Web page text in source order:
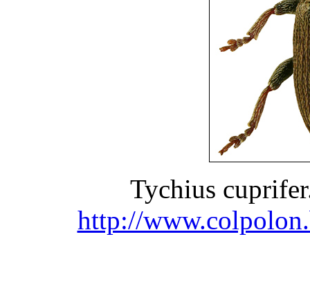
Tychius
http://